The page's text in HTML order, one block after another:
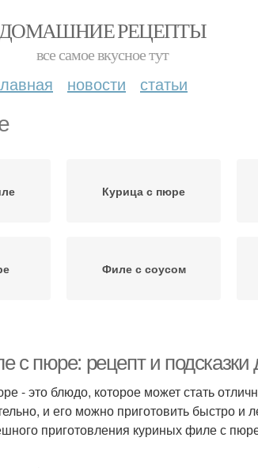
РЕЦЕПТЫ
все самое вкусное тут
новости статьи
Курица с пюре
Филе с соусом
филе
Пюре из картофеля
с пюре: рецепт и подсказки
- это блюдо, которое может стать
и его можно приготовить быстро и
приготовления куриных филе с